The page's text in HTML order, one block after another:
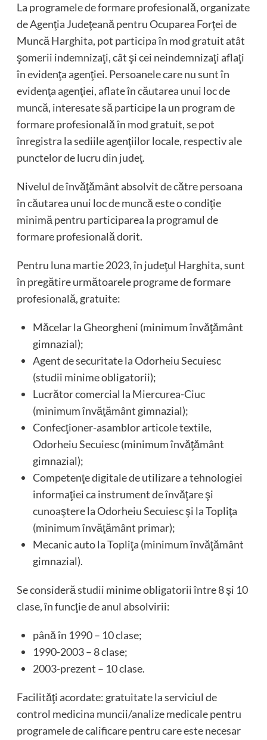
La programele de formare profesională, organizate
de Agenţia Judeţeană pentru Ocuparea Forţei de
Muncă Harghita, pot participa în mod gratuit atât
şomerii indemnizaţi, cât şi cei neindemnizaţi aflaţi
în evidenţa agenţiei. Persoanele care nu sunt în
evidenţa agenţiei, aflate în căutarea unui loc de
muncă, interesate să participe la un program de
formare profesională în mod gratuit, se pot
înregistra la sediile agenţiilor locale, respectiv ale
punctelor de lucru din judeţ.
Nivelul de învăţământ absolvit de către persoana
în căutarea unui loc de muncă este o condiţie
minimă pentru participarea la programul de
formare profesională dorit.
Pentru luna martie 2023, în judeţul Harghita, sunt
în pregătire următoarele programe de formare
profesională, gratuite:
Măcelar la Gheorgheni (minimum învăţământ
gimnazial);
Agent de securitate la Odorheiu Secuiesc
(studii minime obligatorii);
Lucrător comercial la Miercurea-Ciuc
(minimum învăţământ gimnazial);
Confecţioner-asamblor articole textile,
Odorheiu Secuiesc (minimum învăţământ
gimnazial);
Competenţe digitale de utilizare a tehnologiei
informaţiei ca instrument de învăţare şi
cunoaştere la Odorheiu Secuiesc şi la Topliţa
(minimum învăţământ primar);
Mecanic auto la Topliţa (minimum învăţământ
gimnazial).
Se consideră studii minime obligatorii între 8 şi 10
clase, în funcţie de anul absolvirii:
până în 1990 – 10 clase;
1990-2003 – 8 clase;
2003-prezent – 10 clase.
Facilităţi acordate: gratuitate la serviciul de
control medicina muncii/analize medicale pentru
programele de calificare pentru care este necesar